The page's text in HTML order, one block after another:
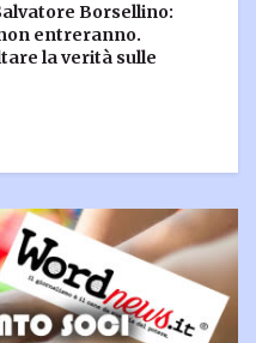
Borsellino:
entreranno.
la verità sulle